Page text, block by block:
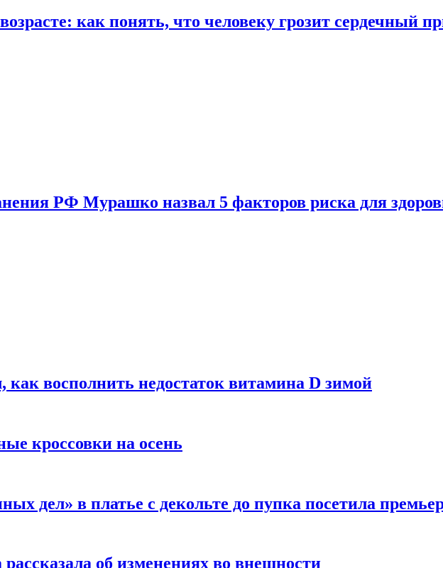
как понять, что человеку грозит сердечный
РФ Мурашко назвал 5 факторов риска для
как восполнить недостаток витамина D зимой
кроссовки на осень
дел» в платье с декольте до пупка посетила
об изменениях во внешности